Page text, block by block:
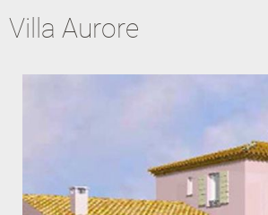
Villa Aurore